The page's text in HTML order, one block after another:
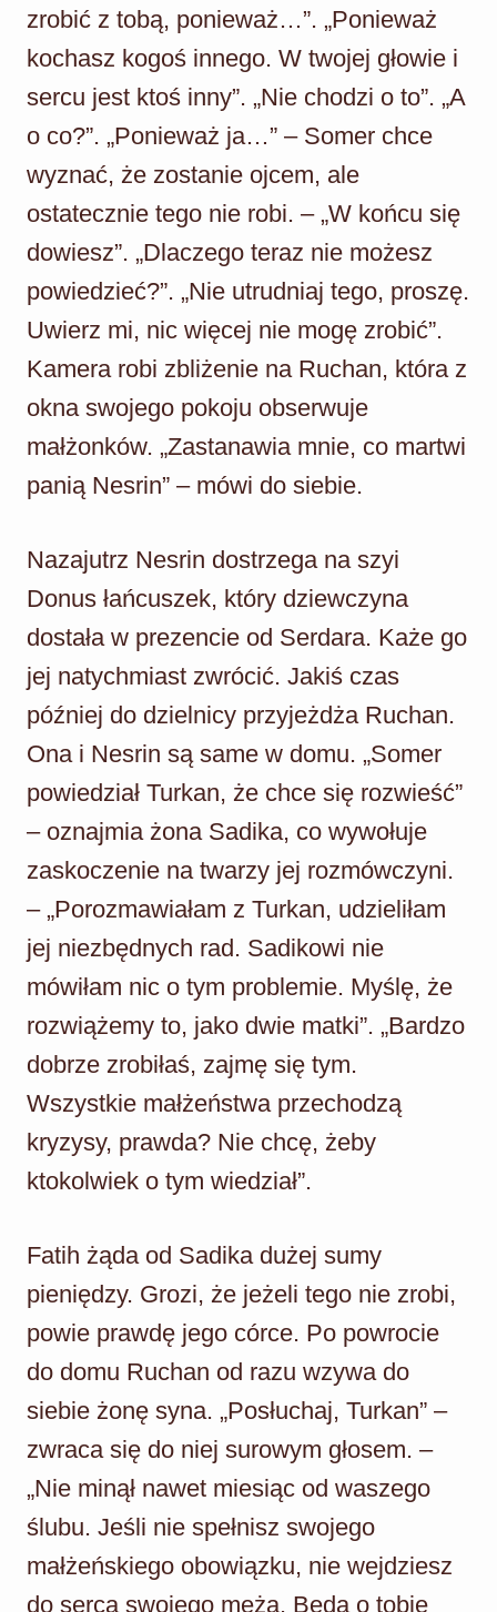
zrobić z tobą, ponieważ…”. „Ponieważ
kochasz kogoś innego. W twojej głowie i
sercu jest ktoś inny”. „Nie chodzi o to”. „A
o co?”. „Ponieważ ja…” – Somer chce
wyznać, że zostanie ojcem, ale
ostatecznie tego nie robi. – „W końcu się
dowiesz”. „Dlaczego teraz nie możesz
powiedzieć?”. „Nie utrudniaj tego, proszę.
Uwierz mi, nic więcej nie mogę zrobić”.
Kamera robi zbliżenie na Ruchan, która z
okna swojego pokoju obserwuje
małżonków. „Zastanawia mnie, co martwi
panią Nesrin” – mówi do siebie.
Nazajutrz Nesrin dostrzega na szyi
Donus łańcuszek, który dziewczyna
dostała w prezencie od Serdara. Każe go
jej natychmiast zwrócić. Jakiś czas
później do dzielnicy przyjeżdża Ruchan.
Ona i Nesrin są same w domu. „Somer
powiedział Turkan, że chce się rozwieść”
– oznajmia żona Sadika, co wywołuje
zaskoczenie na twarzy jej rozmówczyni.
– „Porozmawiałam z Turkan, udzieliłam
jej niezbędnych rad. Sadikowi nie
mówiłam nic o tym problemie. Myślę, że
rozwiążemy to, jako dwie matki”. „Bardzo
dobrze zrobiłaś, zajmę się tym.
Wszystkie małżeństwa przechodzą
kryzysy, prawda? Nie chcę, żeby
ktokolwiek o tym wiedział”.
Fatih żąda od Sadika dużej sumy
pieniędzy. Grozi, że jeżeli tego nie zrobi,
powie prawdę jego córce. Po powrocie
do domu Ruchan od razu wzywa do
siebie żonę syna. „Posłuchaj, Turkan” –
zwraca się do niej surowym głosem. –
„Nie minął nawet miesiąc od waszego
ślubu. Jeśli nie spełnisz swojego
małżeńskiego obowiązku, nie wejdziesz
do serca swojego męża. Będą o tobie